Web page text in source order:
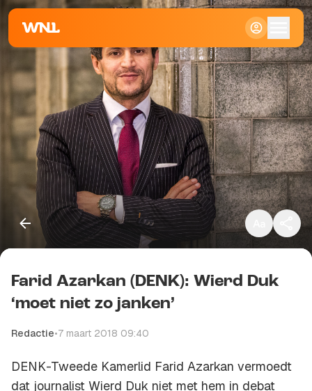
Klein
Standaard
Groot
Kopieer link
Farid Azarkan (DENK): Wierd Duk
‘moet niet zo janken’
Redactie•7 maart 2018 09:40
DENK-Tweede Kamerlid Farid Azarkan vermoedt
dat journalist Wierd Duk niet met hem in debat